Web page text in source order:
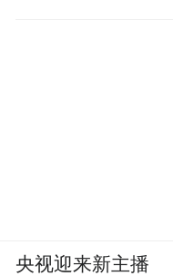
央视迎来新主播